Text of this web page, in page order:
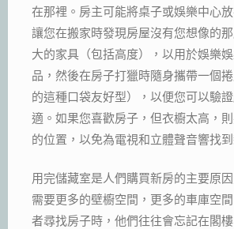
在那裡。房主可能將桌子或娛樂中心放
讓您在搬家時發現房屋沒有您想像的
大的家具（包括高度），以用於娛樂
品，然後在房子打獵時隨身攜帶一個
的這種口袋友好型），以便您可以驗
適。如果您喜歡房子，但衣櫥太高，
的位置，以免為電視和立體聲音響找到
用完儲藏室是人們購買新房的主要原
需要更多的壁櫥空間，更多的車庫空
者尋找房子時，他們往往會忘記在閣